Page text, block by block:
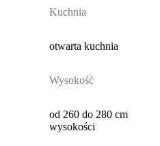
Kuchnia
otwarta kuchnia
Wysokość
od 260 do 280 cm
wysokości